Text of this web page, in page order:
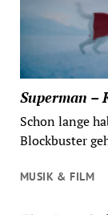
Superman –
Schon lange
Blockbuster
MUSIK & FILM